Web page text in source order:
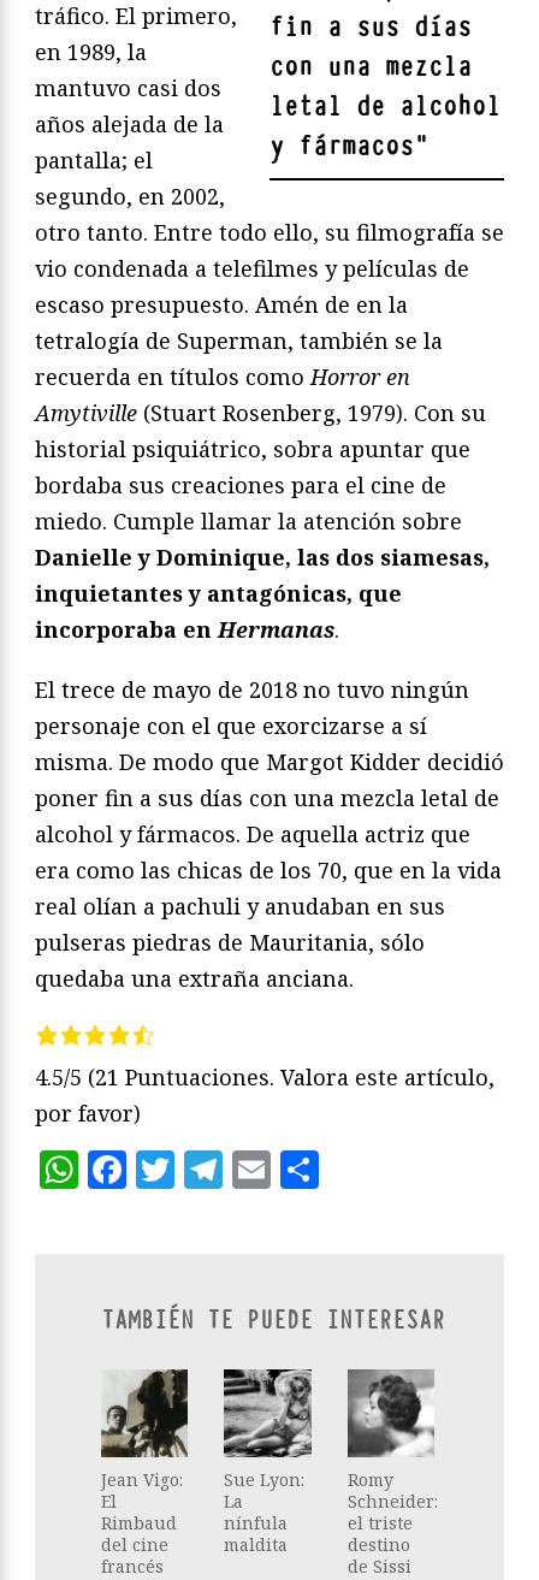
fin a sus días
con una mezcla
letal de alcohol
y fármacos"
tráfico. El primero,
en 1989, la
mantuvo casi dos
años alejada de la
pantalla; el
segundo, en 2002,
otro tanto. Entre todo ello, su filmografía se
vio condenada a telefilmes y películas de
escaso presupuesto. Amén de en la
tetralogía de Superman, también se la
recuerda en títulos comoHorror en
Amytiville (Stuart Rosenberg, 1979). Con su
historial psiquiátrico, sobra apuntar que
bordaba sus creaciones para el cine de
miedo. Cumple llamar la atención sobre
Danielle y Dominique, las dos siamesas,
inquietantes y antagónicas, que
incorporaba enHermanas.
El trece de mayo de 2018 no tuvo ningún
personaje con el que exorcizarse a sí
misma. De modo que Margot Kidder decidió
poner fin a sus días con una mezcla letal de
alcohol y fármacos. De aquella actriz que
era como las chicas de los 70, que en la vida
real olían a pachuli y anudaban en sus
pulseras piedras de Mauritania, sólo
quedaba una extraña anciana.
4.5/5 (21 Puntuaciones. Valora este artículo,
por favor)
WhatsApp
Facebook
Twitter
Telegram
Email
TAMBIÉN TE PUEDE INTERESAR
Jean Vigo:
El
Rimbaud
del cine
francés
Sue Lyon:
La
nínfula
maldita
Romy
Schneider:
el triste
destino
de Sissi